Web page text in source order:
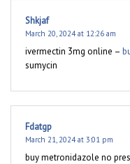
Shkjaf
March 20, 2024 at 12:26 am
ivermectin 3mg online –
sumycin
Fdatgp
March 21, 2024 at 3:01 pm
buy metronidazole no